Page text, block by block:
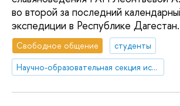
во второй за последний
экспедиции в Республике Дагестан.
Свободное общение
студенты
Научно-образовательная секция исследований Ближнего Востока и Северной Африки